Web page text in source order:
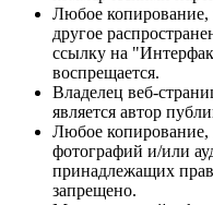
Любое копирование,
другое
ссылку на
воспрещается.
Владелец веб-
является автор
Любое копирование,
фотографий и/или
принадлежащих
запрещено.